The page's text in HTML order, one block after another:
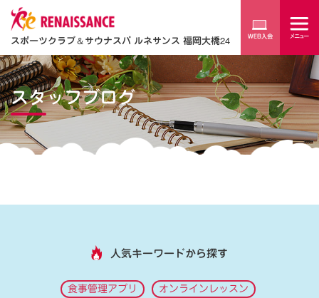
スポーツクラブ＆サウナスパ ルネサンス 福岡大橋24
スタッフブログ
人気キーワードから探す
食事管理アプリ オンラインレッスン